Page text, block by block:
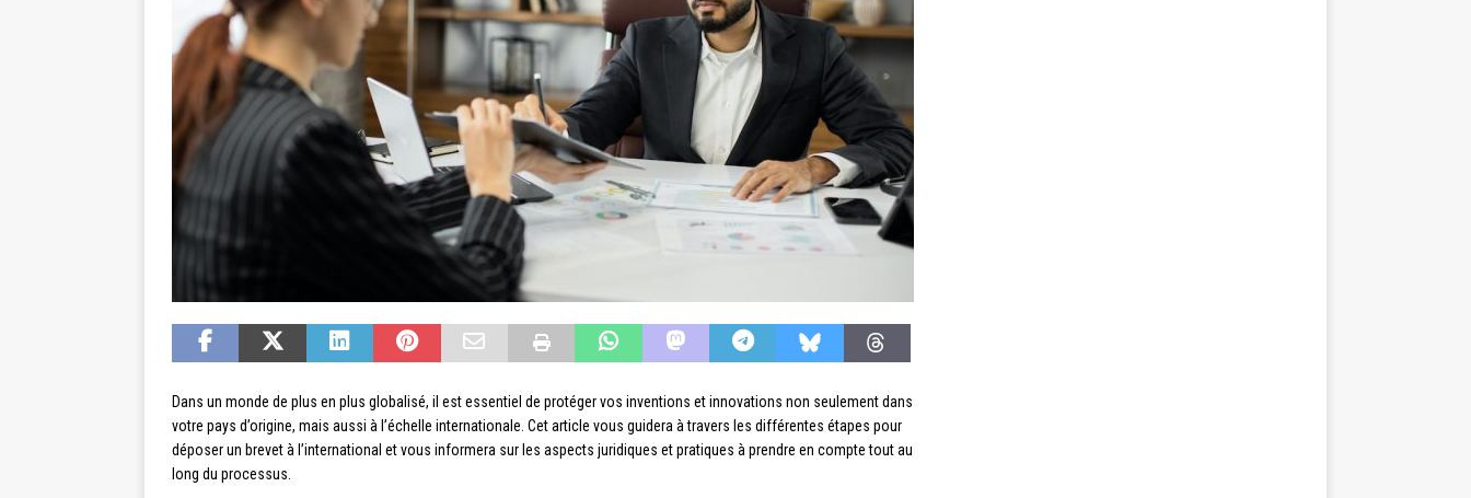
Dans un monde de plus en plus globalisé, il est essentiel de protéger vos inventions et innovations non seulement dans
votre pays d’origine, mais aussi à l’échelle internationale. Cet article vous guidera à travers les différentes étapes pour
déposer un brevet à l’international et vous informera sur les aspects juridiques et pratiques à prendre en compte tout au
long du processus.